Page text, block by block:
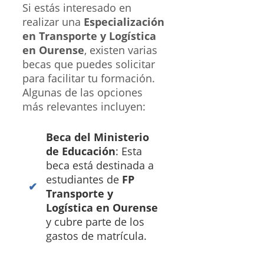
Si estás interesado en
realizar una Especialización
en Transporte y Logística
en Ourense, existen varias
becas que puedes solicitar
para facilitar tu formación.
Algunas de las opciones
más relevantes incluyen:
Beca del Ministerio
de Educación: Esta
beca está destinada a
estudiantes de FP
Transporte y
Logística en Ourense
y cubre parte de los
gastos de matrícula.